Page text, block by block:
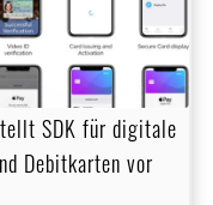
SDK für digitale
Debitkarten vor